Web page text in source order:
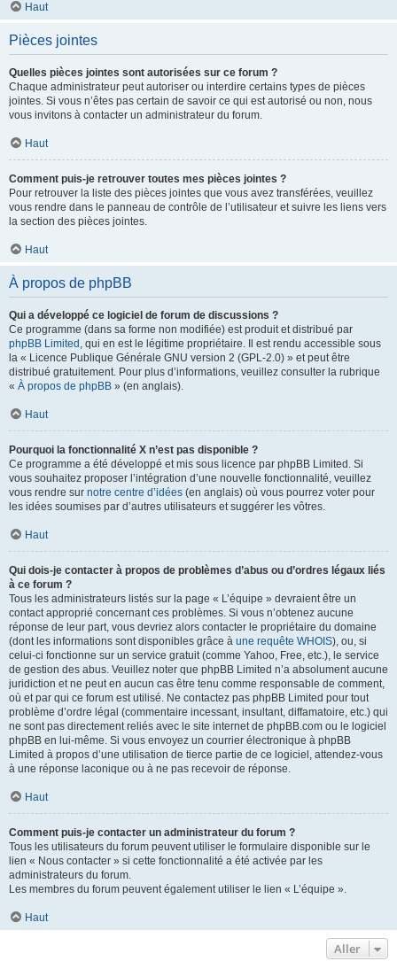
Haut
Pièces jointes
Quelles pièces jointes sont autorisées sur ce forum ?
Chaque administrateur peut autoriser ou interdire certains types de pièces
jointes. Si vous n’êtes pas certain de savoir ce qui est autorisé ou non, nous
vous invitons à contacter un administrateur du forum.
Haut
Comment puis-je retrouver toutes mes pièces jointes ?
Pour retrouver la liste des pièces jointes que vous avez transférées, veuillez
vous rendre dans le panneau de contrôle de l’utilisateur et suivre les liens vers
la section des pièces jointes.
Haut
À propos de phpBB
Qui a développé ce logiciel de forum de discussions ?
Ce programme (dans sa forme non modifiée) est produit et distribué par
phpBB Limited , qui en est le légitime propriétaire. Il est rendu accessible sous
la « Licence Publique Générale GNU version 2 (GPL-2.0) » et peut être
distribué gratuitement. Pour plus d’informations, veuillez consulter la rubrique
« À propos de phpBB » (en anglais).
Haut
Pourquoi la fonctionnalité X n’est pas disponible ?
Ce programme a été développé et mis sous licence par phpBB Limited. Si
vous souhaitez proposer l’intégration d’une nouvelle fonctionnalité, veuillez
vous rendre sur notre centre d’idées (en anglais) où vous pourrez voter pour
les idées soumises par d’autres utilisateurs et suggérer les vôtres.
Haut
Qui dois-je contacter à propos de problèmes d’abus ou d’ordres légaux liés
à ce forum ?
Tous les administrateurs listés sur la page « L’équipe » devraient être un
contact approprié concernant ces problèmes. Si vous n’obtenez aucune
réponse de leur part, vous devriez alors contacter le propriétaire du domaine
(dont les informations sont disponibles grâce à une requête WHOIS), ou, si
celui-ci fonctionne sur un service gratuit (comme Yahoo, Free, etc.), le service
de gestion des abus. Veuillez noter que phpBB Limited n’a absolument aucune
juridiction et ne peut en aucun cas être tenu comme responsable de comment,
où et par qui ce forum est utilisé. Ne contactez pas phpBB Limited pour tout
problème d’ordre légal (commentaire incessant, insultant, diffamatoire, etc.) qui
ne sont pas directement reliés avec le site internet de phpBB.com ou le logiciel
phpBB en lui-même. Si vous envoyez un courrier électronique à phpBB
Limited à propos d’une utilisation de tierce partie de ce logiciel, attendez-vous
à une réponse laconique ou à ne pas recevoir de réponse.
Haut
Comment puis-je contacter un administrateur du forum ?
Tous les utilisateurs du forum peuvent utiliser le formulaire disponible sur le
lien « Nous contacter » si cette fonctionnalité a été activée par les
administrateurs du forum.
Les membres du forum peuvent également utiliser le lien « L’équipe ».
Haut
Aller